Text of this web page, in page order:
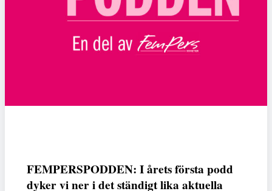
FEMPERSPODDEN: I årets första podd
dyker vi ner i det ständigt lika aktuella